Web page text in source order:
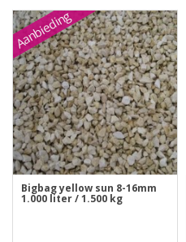
Aanbieding
Bigbag yellow sun 8-16mm
1.000 liter / 1.500 kg